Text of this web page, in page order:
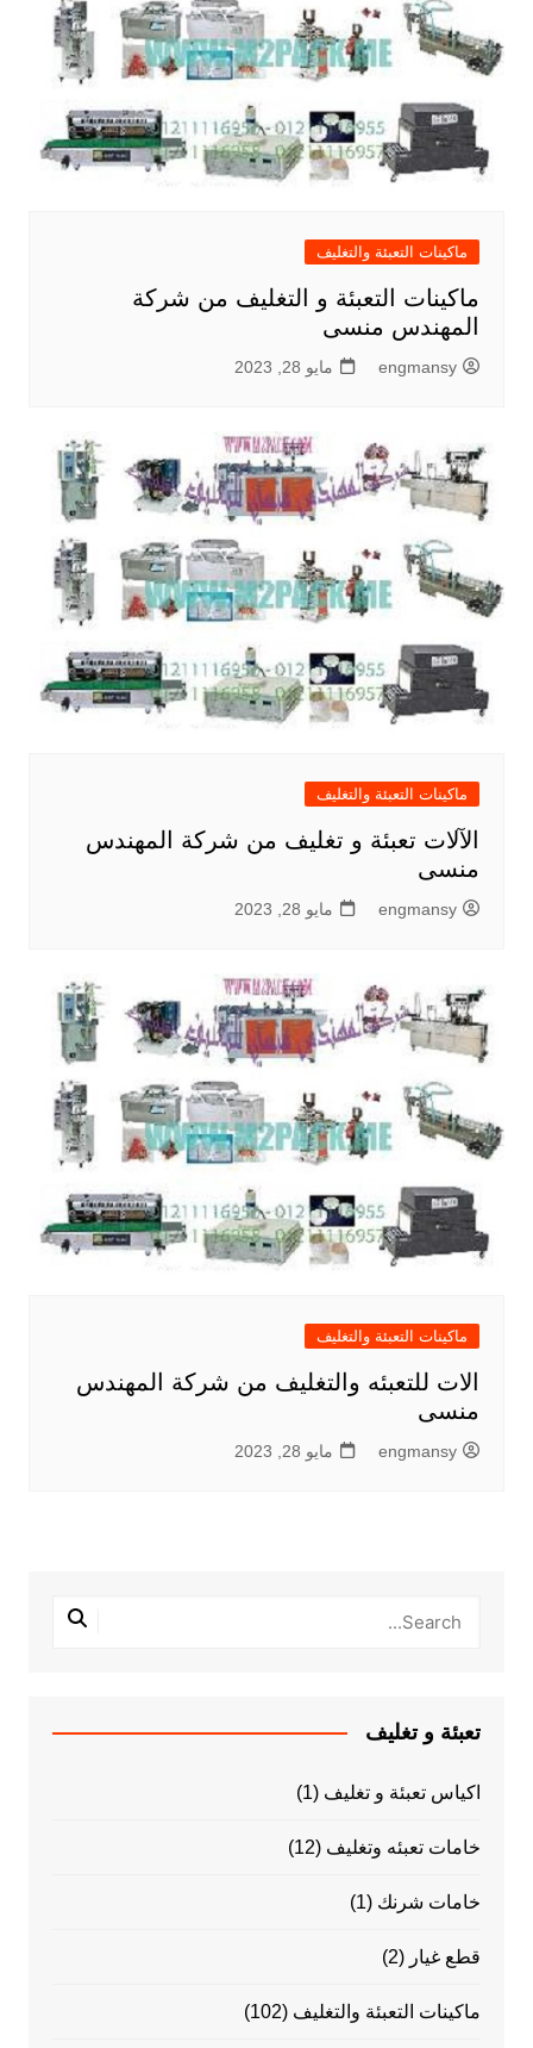
ماكينات التعبئة والتغليف
ماكينات التعبئة و التغليف من شركة
المهندس منسى
engmansy مايو 28, 2023
ماكينات التعبئة والتغليف
الآلات تعبئة و تغليف من شركة المهندس
منسى
engmansy مايو 28, 2023
ماكينات التعبئة والتغليف
الات للتعبئه والتغليف من شركة المهندس
منسى
engmansy مايو 28, 2023
تعبئة و تغليف
اكياس تعبئة و تغليف (1)
خامات تعبئه وتغليف (12)
خامات شرنك (1)
قطع غيار (2)
ماكينات التعبئة والتغليف (102)